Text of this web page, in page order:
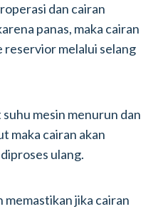
dan cairan
panas, maka cairan
melalui selang
mesin menurun dan
maka cairan akan
ulang.
memastikan jika cairan